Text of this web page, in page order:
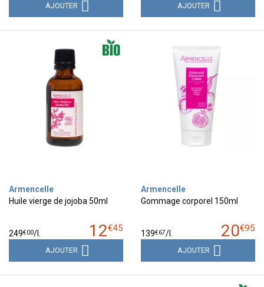
AJOUTER AJOUTER
Armencelle
Huile vierge de jojoba 50ml
12€45
249€00/
AJOUTER
Armencelle
Gommage corporel 150ml
20€95
139€67/
AJOUTER